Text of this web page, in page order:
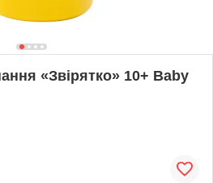
«Звірятко» 10+ Baby